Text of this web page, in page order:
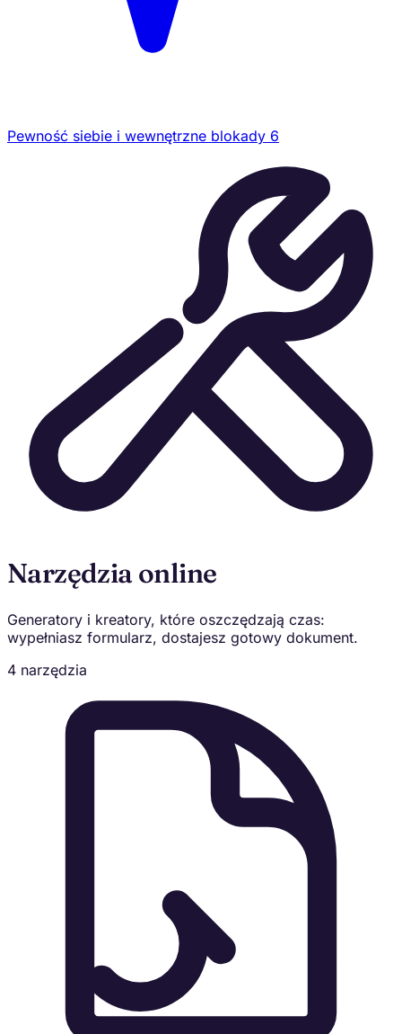
Pewność siebie i wewnętrzne blokady 6
Narzędzia online
Generatory i kreatory, które oszczędzają czas:
wypełniasz formularz, dostajesz gotowy dokument.
4 narzędzia